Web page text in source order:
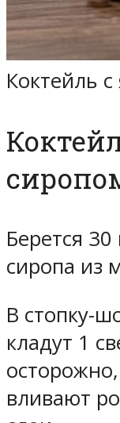
Коктейль
Берется
сиропа из
В стопку-
кладут 1
вливают